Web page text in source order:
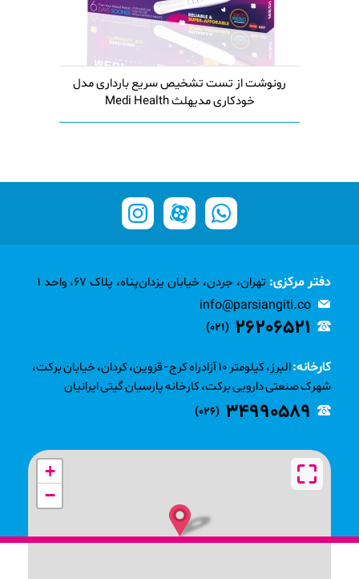
رونوشت از تست تشخیص سریع بارداری مدل
خودکاری مدیهلث Medi Health
دفتر مرکزی: تهران، جردن، خیابان یزدان‌پناه، پلاک 67، واحد 1
info@parsiangiti.co
(021) 26206521
کارخانه:
البرز، کیلومتر 10 آزادراه کرج - قزوین، کردان، خیابان برکت،
شهرک صنعتی دارویی برکت، کارخانه پارسیان گیتی ایرانیان
(026) 34990589
+
−